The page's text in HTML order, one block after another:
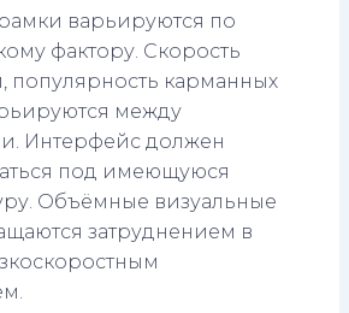
варьируются по
фактору. Скорость
популярность карманных
между
Интерфейс должен
под имеющуюся
Объёмные визуальные
затруднением в